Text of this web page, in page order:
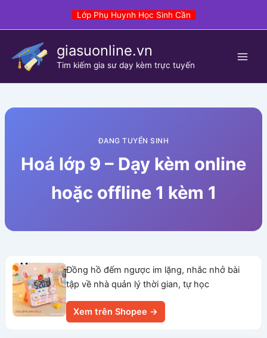
Lớp Phụ Huynh Học Sinh Cần
giasuonline.vn
Tim kiếm gia sư dạy kèm trực tuyến
ĐANG TUYỂN SINH
Hoá lớp 9 – Dạy kèm online
hoặc offline 1 kèm 1
Đồng hồ đếm ngược im lặng, nhắc nhở bài
tập về nhà quản lý thời gian, tự học
Xem trên Shopee →